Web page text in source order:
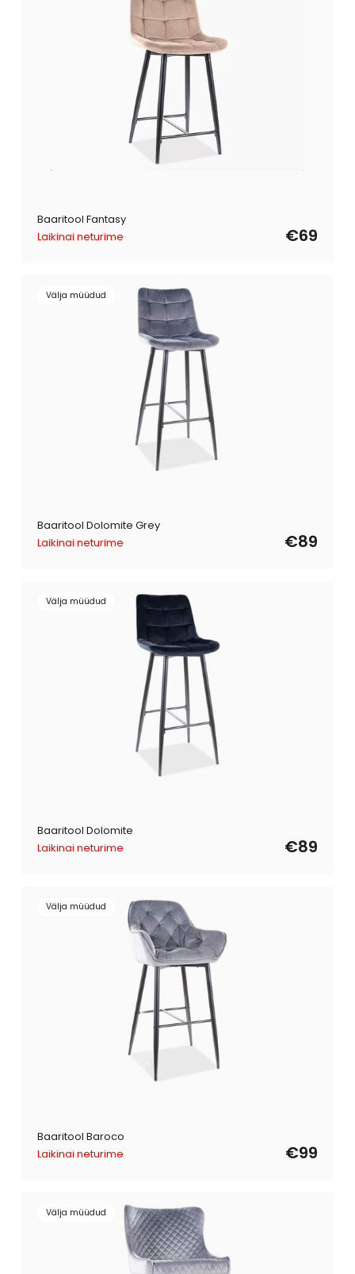
Baaritool Fantasy
Laikinai neturime
€69
Välja müüdud
Baaritool Dolomite Grey
Laikinai neturime
€89
Välja müüdud
Baaritool Dolomite
Laikinai neturime
€89
Välja müüdud
Baaritool Baroco
Laikinai neturime
€99
Välja müüdud